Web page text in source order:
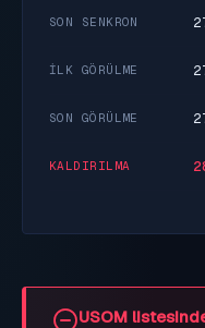
SON SENKRON
İLK GÖRÜLME
SON GÖRÜLME
KALDIRILMA
USOM